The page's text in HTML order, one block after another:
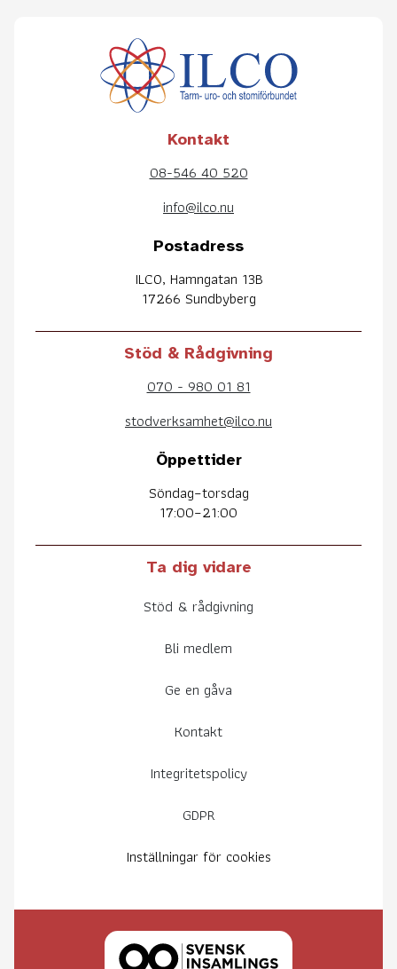
Kontakt
08-546 40 520
info@ilco.nu
Postadress
ILCO, Hamngatan 13B
17266 Sundbyberg
Stöd & Rådgivning
070 - 980 01 81
stodverksamhet@ilco.nu
Öppettider
Söndag–torsdag
17:00–21:00
Ta dig vidare
Stöd & rådgivning
Bli medlem
Ge en gåva
Kontakt
Integritetspolicy
GDPR
Inställningar för cookies